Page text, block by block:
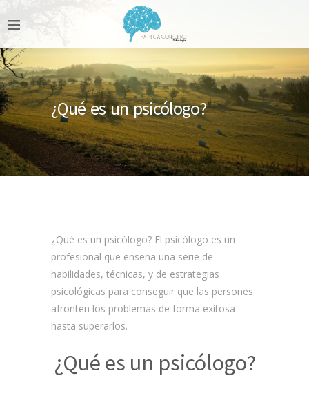
¿Qué es un psicólogo?
¿Qué es un psicólogo? El psicólogo es un
profesional que enseña una serie de
habilidades, técnicas, y de estrategias
psicológicas para conseguir que las persones
afronten los problemas de forma exitosa
hasta superarlos.
¿Qué es un psicólogo?